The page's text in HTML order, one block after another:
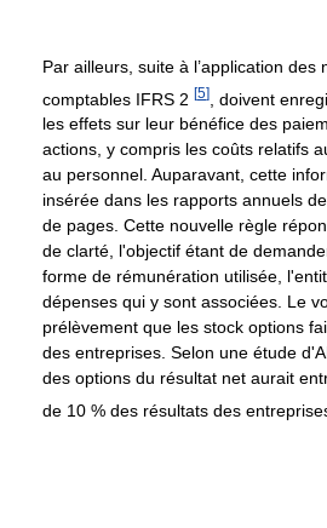
Par ailleurs, suite à l’application des
comptables IFRS 2 [5]
, doivent
les effets sur leur bénéfice des
actions, y compris les coûts relatifs
au personnel. Auparavant, cette
insérée dans les rapports annuels
de pages. Cette nouvelle règle
de clarté, l'objectif étant de
forme de rémunération utilisée,
dépenses qui y sont associées. Le
prélèvement que les stock options
des entreprises. Selon une étude
des options du résultat net aurait
de 10 % des résultats des